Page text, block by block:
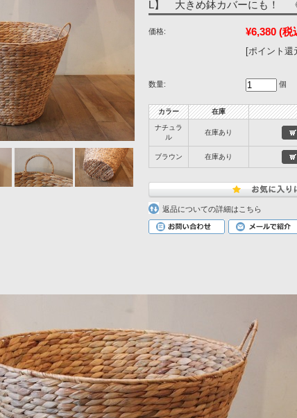
L】 大きめ鉢カバーにも！
価格: ¥6,380 (税
[ポイント還
数量: 個
カラー 在庫
ナチュラ
ル
在庫あり
ブラウン 在庫あり
返品についての詳細はこちら